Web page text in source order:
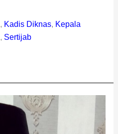
, Kadis Diknas, Kepala
, Sertijab